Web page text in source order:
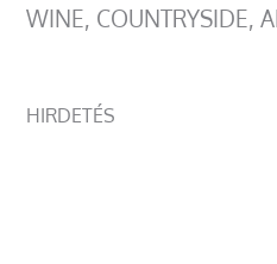
WINE, COUNTRYSIDE,
HIRDETÉS